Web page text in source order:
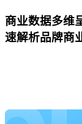
商业数据多维
速解析品牌商